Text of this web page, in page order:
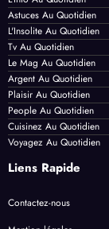
Astuces Au Quotidien
L'Insolite Au Quotidien
Tv Au Quotidien
Le Mag Au Quotidien
Argent Au Quotidien
Plaisir Au Quotidien
People Au Quotidien
Cuisinez Au Quotidien
Voyagez Au Quotidien
Liens Rapide
Contactez-nous